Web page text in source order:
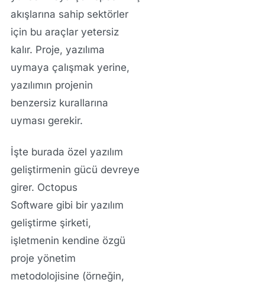
akışlarına sahipsektörler
için bu araçlar yetersiz
kalır. Proje, yazılıma
uymaya çalışmak yerine,
yazılımın projenin
benzersiz kurallarına
uyması gerekir.
İşte burada özel yazılım
geliştirmenin gücü devreye
girer. Octopus
Software gibi bir yazılım
geliştirme şirketi,
işletmenin kendine özgü
proje yönetim
metodolojisine (örneğin,